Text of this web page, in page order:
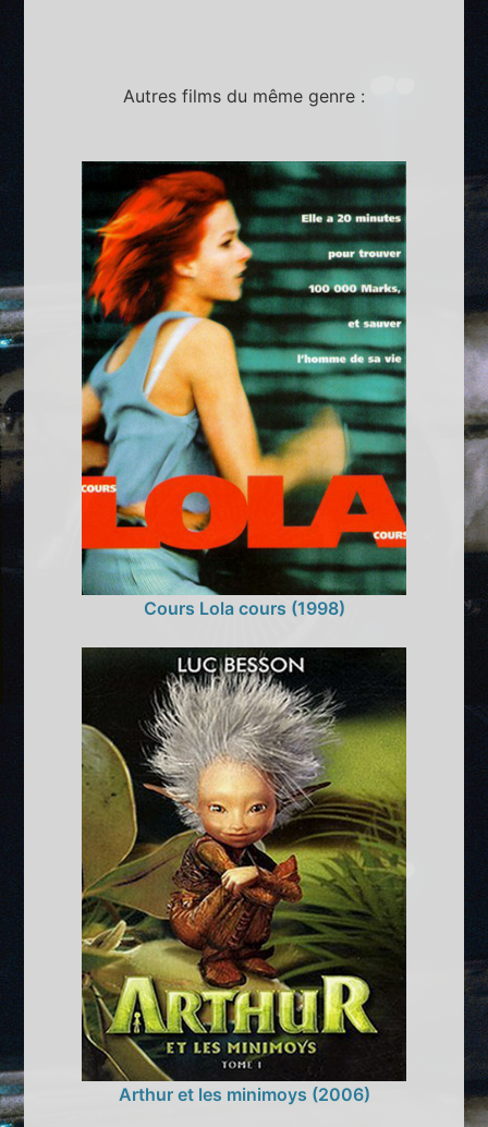
Autres films du même genre :
Cours Lola cours (1998)
Arthur et les minimoys (2006)